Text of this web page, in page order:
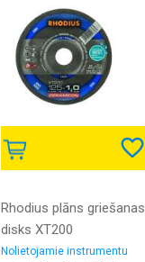
Rhodius plāns griešanas
disks XT200
230x1.9x22.23
Nolietojamie instrumentu